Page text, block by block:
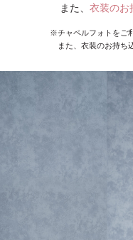
また、 衣装のお
※チャペルフォトをご
また、衣装のお持ち